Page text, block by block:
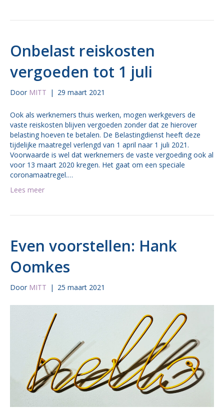
Onbelast reiskosten
vergoeden tot 1 juli
Door MITT | 29 maart 2021
Ook als werknemers thuis werken, mogen werkgevers de
vaste reiskosten blijven vergoeden zonder dat ze hierover
belasting hoeven te betalen. De Belastingdienst heeft deze
tijdelijke maatregel verlengd van 1 april naar 1 juli 2021.
Voorwaarde is wel dat werknemers de vaste vergoeding ook al
voor 13 maart 2020 kregen. Het gaat om een speciale
coronamaatregel.…
Lees meer
Even voorstellen: Hank
Oomkes
Door MITT | 25 maart 2021